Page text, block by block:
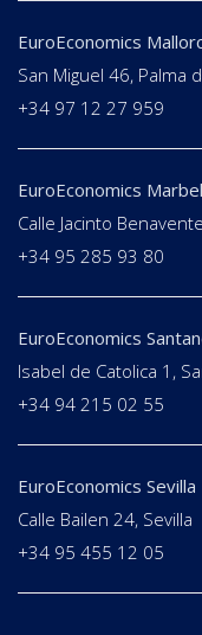
EuroEconomics
San Miguel 46, Palma
+34 97 12 27 959
EuroEconomics
Calle Jacinto
+34 95 285 93 80
EuroEconomics
Isabel de Catolica 1,
+34 94 215 02 55
EuroEconomics Sevilla
Calle Bailen 24, Sevilla
+34 95 455 12 05